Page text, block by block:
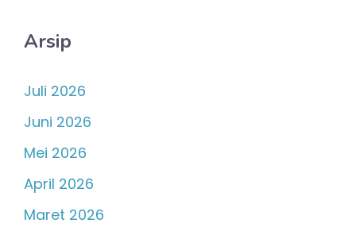
Arsip
Juli 2026
Juni 2026
Mei 2026
April 2026
Maret 2026